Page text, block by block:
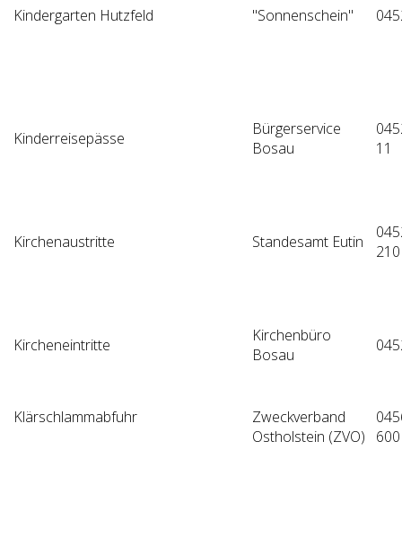
Kindergarten Hutzfeld "Sonnenschein"
Kinderreisepässe
Bürgerservice
Bosau
11
Kirchenaustritte Standesamt Eutin
210
Kircheneintritte
Kirchenbüro
Bosau
Klärschlammabfuhr
Zweckverband
Ostholstein (ZVO)
600